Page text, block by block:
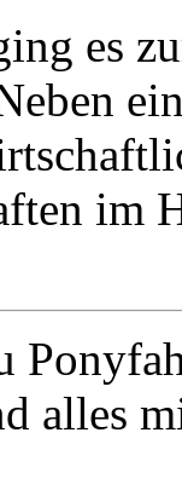
es
im
alles